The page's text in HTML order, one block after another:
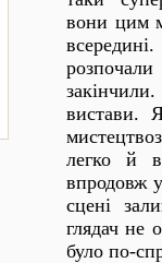
вони цим
вистави.
легко й
впродовж
сцені
глядач не
було по-